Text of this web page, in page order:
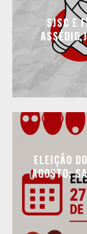
SJSC E
ASSÉDIO
ELEIÇÃO
AGOSTO;